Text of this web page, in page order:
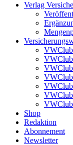
Verlag
Shop
Redaktion
Abonnement
Newsletter